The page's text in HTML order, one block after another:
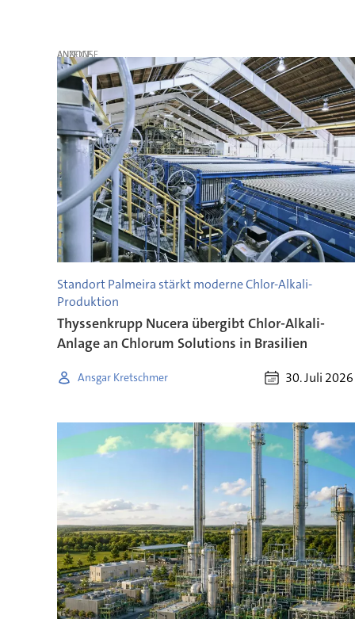
ANZEIGE
Standort Palmeira stärkt moderne Chlor-Alkali-
Produktion
Thyssenkrupp Nucera übergibt Chlor-Alkali-
Anlage an Chlorum Solutions in Brasilien
Ansgar Kretschmer 30. Juli 2026